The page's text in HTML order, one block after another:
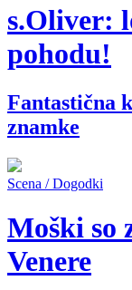
s.Oliver:
pohodu!
Fantastična
znamke
Scena / Dogodki
Moški so
Venere